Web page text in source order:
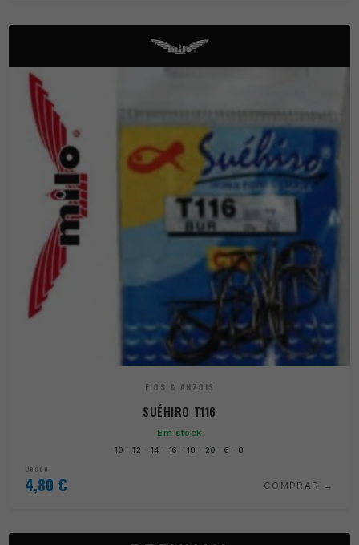
FIOS & ANZOIS
SUÉHIRO T116
Em stock
10 · 12 · 14 · 16 · 18 · 20 · 6 · 8
Desde
4,80 € COMPRAR